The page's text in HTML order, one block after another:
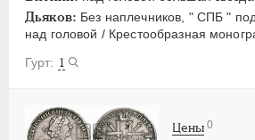
Дьяков: Без наплечников, " СПБ "
над головой / Крестообразная
1
Цены 0